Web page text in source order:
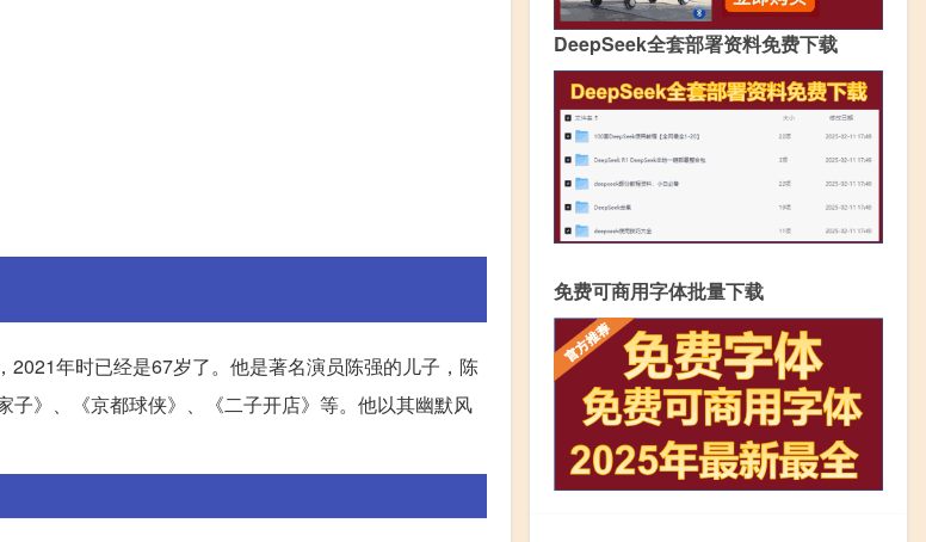
年时已经是67岁了。他是著名演员陈强的儿子，陈
》、《京都球侠》、《二子开店》等。他以其幽默风
DeepSeek全套部署资料免费下载
免费可商用字体批量下载